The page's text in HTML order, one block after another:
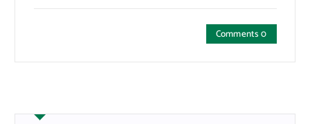
Comments 0